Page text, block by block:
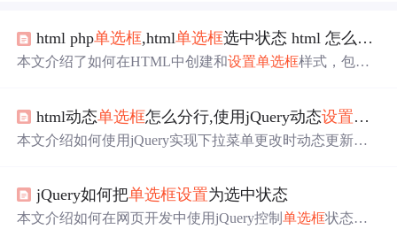
html php单选框,html单选框选中状态 html 怎么设置
本文介绍了如何在HTML中创建和设置单选框样式，包括
时改变元素的样式。此外，还讨论了如何通过CSS实现单
选框选中后的蓝色效果，以及在HTML页面上实现多个
html动态单选框怎么分行,使用jQuery动态设置单选
本文介绍如何使用jQuery实现下拉菜单更改时动态更新单
jQuery如何把单选框设置为选中状态
本文介绍如何在网页开发中使用jQuery控制单选框状态，